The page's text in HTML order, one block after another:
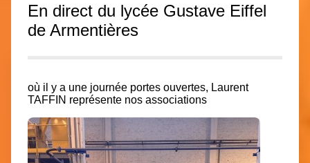
En direct du lycée Gustave Eiffel
de Armentières
où il y a une journée portes ouvertes, Laurent
TAFFIN représente nos associations